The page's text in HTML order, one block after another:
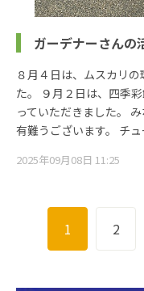
ガーデナーさんの
８月４日は、ムスカリ
た。 ９月２日は、四季
っていただきました。
有難うございます。 チ
2025年09月08日 11:25
1 2